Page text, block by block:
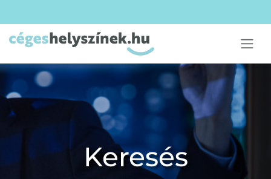
Keresés